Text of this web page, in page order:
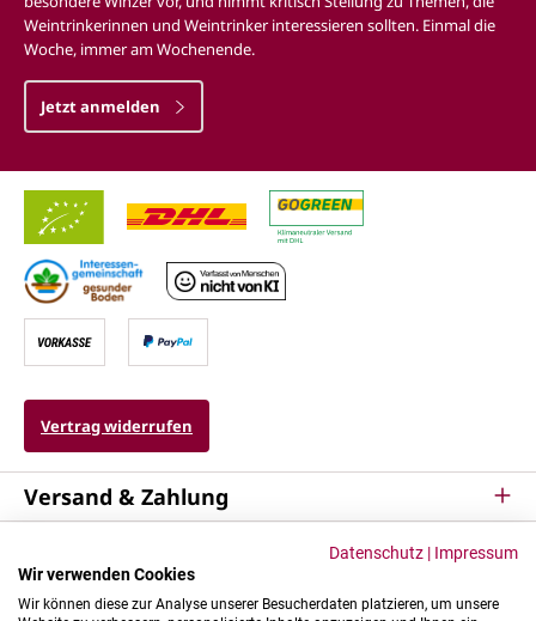
Weintrinkerinnen und Weintrinker interessieren sollten. Einmal die
Woche, immer am Wochenende.
Jetzt anmelden
Vertrag widerrufen
Versand & Zahlung
Kontakt & Mehr
Datenschutz | Impressum
Wir verwenden Cookies
Wir können diese zur Analyse unserer Besucherdaten platzieren, um unsere